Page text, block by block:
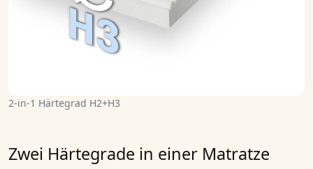
2-in-1 Härtegrad H2+H3
Zwei Härtegrade in einer Matratze